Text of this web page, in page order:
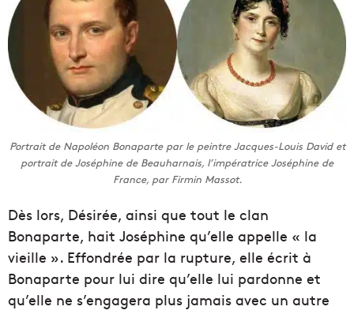
Portrait de Napoléon Bonaparte par le peintre Jacques-Louis David et
portrait de Joséphine de Beauharnais, l’impératrice Joséphine de
France, par Firmin Massot.
Dès lors, Désirée, ainsi que tout le clan
Bonaparte, hait Joséphine qu’elle appelle « la
vieille ». Effondrée par la rupture, elle écrit à
Bonaparte pour lui dire qu’elle lui pardonne et
qu’elle ne s’engagera plus jamais avec un autre